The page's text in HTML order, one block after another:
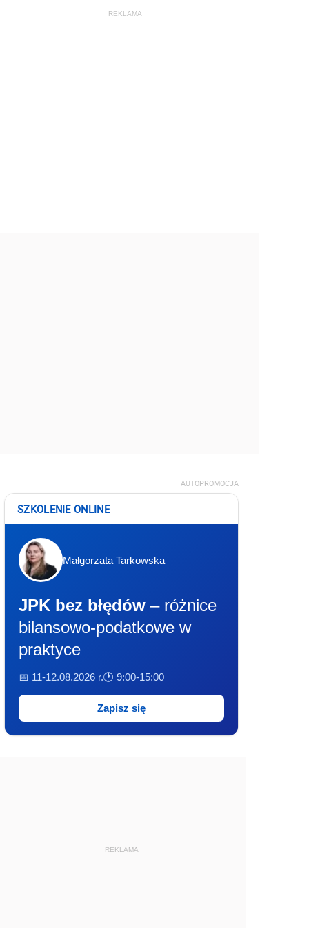
AUTOPROMOCJA
SZKOLENIE ONLINE
Małgorzata Tarkowska
JPK bez błędów – różnice
bilansowo-podatkowe w
praktyce
📅 11-12.08.2026 r.🕐 9:00-15:00
Zapisz się
REKLAMA